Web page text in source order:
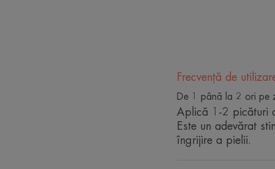
Frecvență de
De 1 până la 2 ori pe
Aplică 1-2 picături
Este un adevărat
îngrijire a pielii.